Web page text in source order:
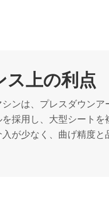
ス上の利点
ンは、プレスダウンア
採用し、大型シートを
が少なく、曲げ精度と